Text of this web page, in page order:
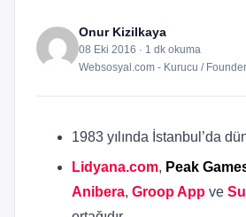
Onur Kizilkaya
08 Eki 2016 · 1 dk okuma
Websosyal.com - Kurucu / Founder
1983 yılında İstanbul’da
Lidyana.com, Peak
Anibera, Groop App ve